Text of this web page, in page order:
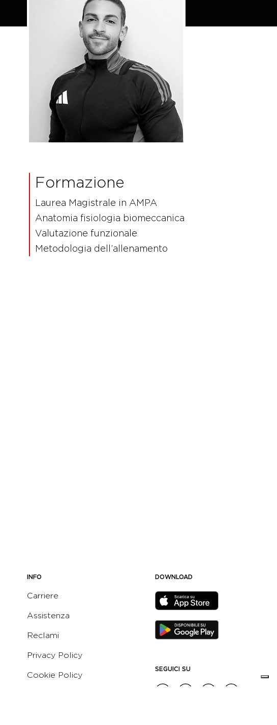
Formazione
Laurea Magistrale in AMPA
Anatomia fisiologia biomeccanica
Valutazione funzionale
Metodologia dell’allenamento
INFO
Carriere
Assistenza
Reclami
Privacy Policy
Cookie Policy
DOWNLOAD
SEGUICI SU